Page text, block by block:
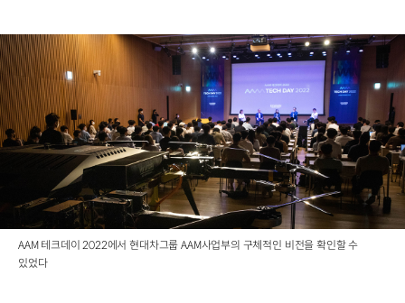
AAM 테크데이 2022에서 현대차그룹 AAM사업부의 구체적인 비전을 확인할 수
있었다